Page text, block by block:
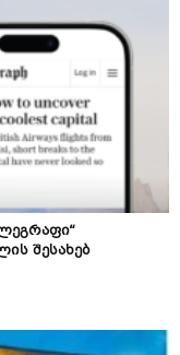
შესახებ